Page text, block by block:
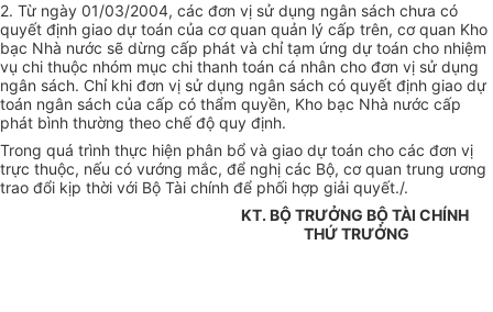
2. Từ ngày 01/03/2004, các đơn vị sử dụng ngân sách chưa có
quyết định giao dự toán của cơ quan quản lý cấp trên, cơ quan Kho
bạc Nhà nước sẽ dừng cấp phát và chỉ tạm ứng dự toán cho nhiệm
vụ chi thuộc nhóm mục chi thanh toán cá nhân cho đơn vị sử dụng
ngân sách. Chỉ khi đơn vị sử dụng ngân sách có quyết định giao dự
toán ngân sách của cấp có thẩm quyền, Kho bạc Nhà nước cấp
phát bình thường theo chế độ quy định.
Trong quá trình thực hiện phân bổ và giao dự toán cho các đơn vị
trực thuộc, nếu có vướng mắc, để nghị các Bộ, cơ quan trung ương
trao đổi kịp thời với Bộ Tài chính để phối hợp giải quyết./.
KT. BỘ TRƯỞNG BỘ TÀI CHÍNH
THỨ TRƯỞNG